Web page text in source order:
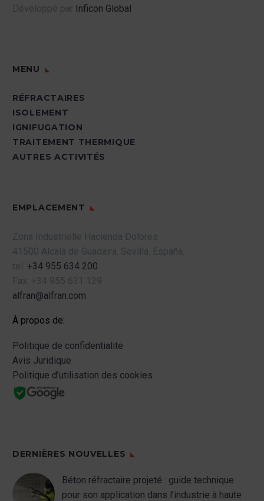
Développé par Inficon Global
MENU
RÉFRACTAIRES
ISOLEMENT
IGNIFUGATION
TRAITEMENT THERMIQUE
AUTRES ACTIVITÉS
EMPLACEMENT
Zona Industrielle Hacienda Dolores
41500 Alcalá de Guadaira. Sevilla. España.
tel. +34 955 634 200
Fax. +34 955 631 129
alfran@alfran.com
À propos de:
Politique de confidentialite
Avis Juridique
Politique d’utilisation des cookies
DERNIÈRES NOUVELLES
Béton réfractaire projeté : guide technique
pour son application dans l’industrie à haute